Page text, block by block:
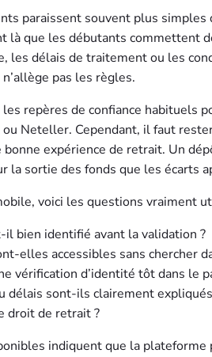
paraissent souvent plus
là que les débutants commettent
les délais de traitement ou les
pas les règles.
repères de confiance habituels
ou Neteller. Cependant, il faut
bonne expérience de retrait. Un
la sortie des fonds que les écarts
voici les questions vraiment
bien identifié avant la validation ?
elles accessibles sans chercher
vérification d’identité tôt dans le
délais sont-ils clairement
droit de retrait ?
indiquent que la